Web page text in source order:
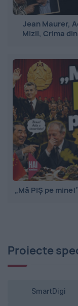
Jean Maurer,
Mizil, Crima
„Mă PIȘ pe
Proiecte
SmartDigi